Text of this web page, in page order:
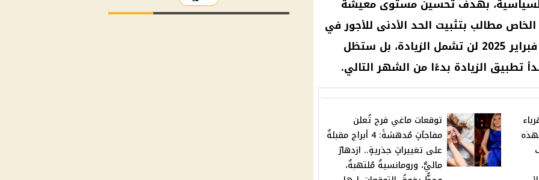
السياسية، بهدف تحسين مستوى معيشة
مطالب بتثبيت الحد الأدنى للأجور في
كافة الشركات. وأوضح أن مرتبات فبراير 2025 لن تشمل الزيادة، بل ستظل
تطبيق الزيادة بدءًا من الشهر التالي.
بهذه
توقعات ماغي فرح تُعلن
مفاجآتٍ مُدهشةً: 4 أبراج مقبلةٌ
على تغييراتٍ جذريةٍ.. ازدهارٌ
ماليٌّ، ورومانسيةٌ مُلتهبةٌ،